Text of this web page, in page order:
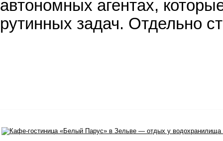
автономных агентах,
рутинных задач. Отдельно